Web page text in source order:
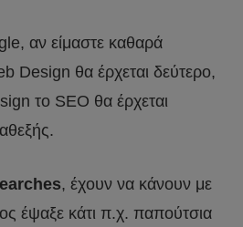
αν είμαστε καθαρά
Design θα έρχεται δεύτερο,
το SEO θα έρχεται
, έχουν να κάνουν με
έψαξε κάτι π.χ. παπούτσια